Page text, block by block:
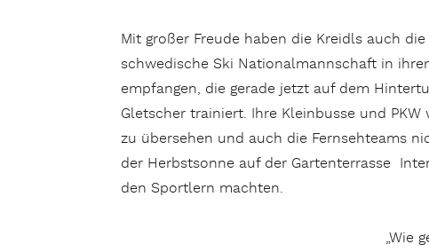
Mit großer Freude haben die Kreidls auch die
schwedische Ski Nationalmannschaft in
empfangen, die gerade jetzt auf dem
Gletscher trainiert. Ihre Kleinbusse und PKW
zu übersehen und auch die Fernsehteams
der Herbstsonne auf der Gartenterrasse
den Sportlern machten.
„Wie